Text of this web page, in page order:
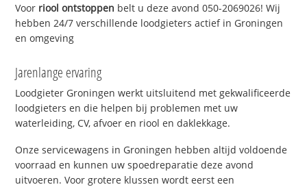
Voor riool ontstoppen belt u deze avond 050-2069026! Wij
hebben 24/7 verschillende loodgieters actief in Groningen
en omgeving
Jarenlange ervaring
Loodgieter Groningen werkt uitsluitend met gekwalificeerde
loodgieters en die helpen bij problemen met uw
waterleiding, CV, afvoer en riool en daklekkage.
Onze servicewagens in Groningen hebben altijd voldoende
voorraad en kunnen uw spoedreparatie deze avond
uitvoeren. Voor grotere klussen wordt eerst een